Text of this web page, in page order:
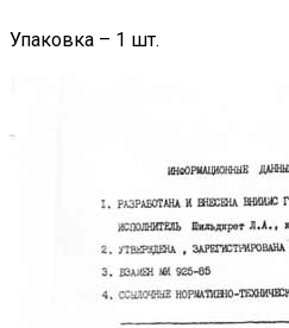
Упаковка – 1 шт.